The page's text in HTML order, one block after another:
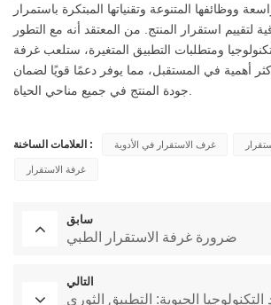
ووظائفها المتنوعة وتقنياتها المبتكرة باستمرار
لتقييم استقرار المنتج. من المعتقد أنه مع التطور
ومتطلبات التطبيق المتغيرة، ستلعب غرفة
أكثر أهمية في المستقبل، مما يوفر دعمًا قويًا لضمان
العلامات الساخنة : غرف الاستقرار في الأدوية
غرفة الاستقرار
سابق
ضرورة غرفة الاستقرار الطبي
التالي
الحيوية: التطبيق الثوري